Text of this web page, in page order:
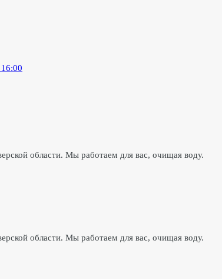
области. Мы работаем для вас, очищая воду.
области. Мы работаем для вас, очищая воду.